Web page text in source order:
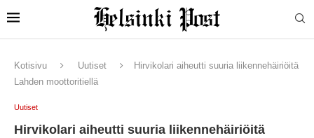
Kotisivu Uutiset
Hirvikolari aiheutti suuria liikennehäiriöitä
Lahden moottoritiellä
Uutiset
Hirvikolari aiheutti suuria liikennehäiriöitä